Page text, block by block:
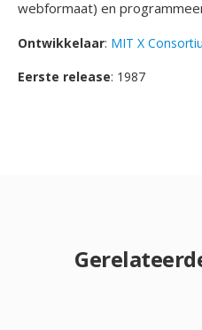
webformaat) en
Ontwikkelaar: MIT X
Eerste release: 1987